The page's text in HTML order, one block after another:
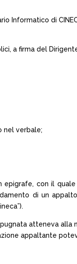
Informatico di
a firma del
nel verbale;
con il quale
di un
atteneva
appaltante